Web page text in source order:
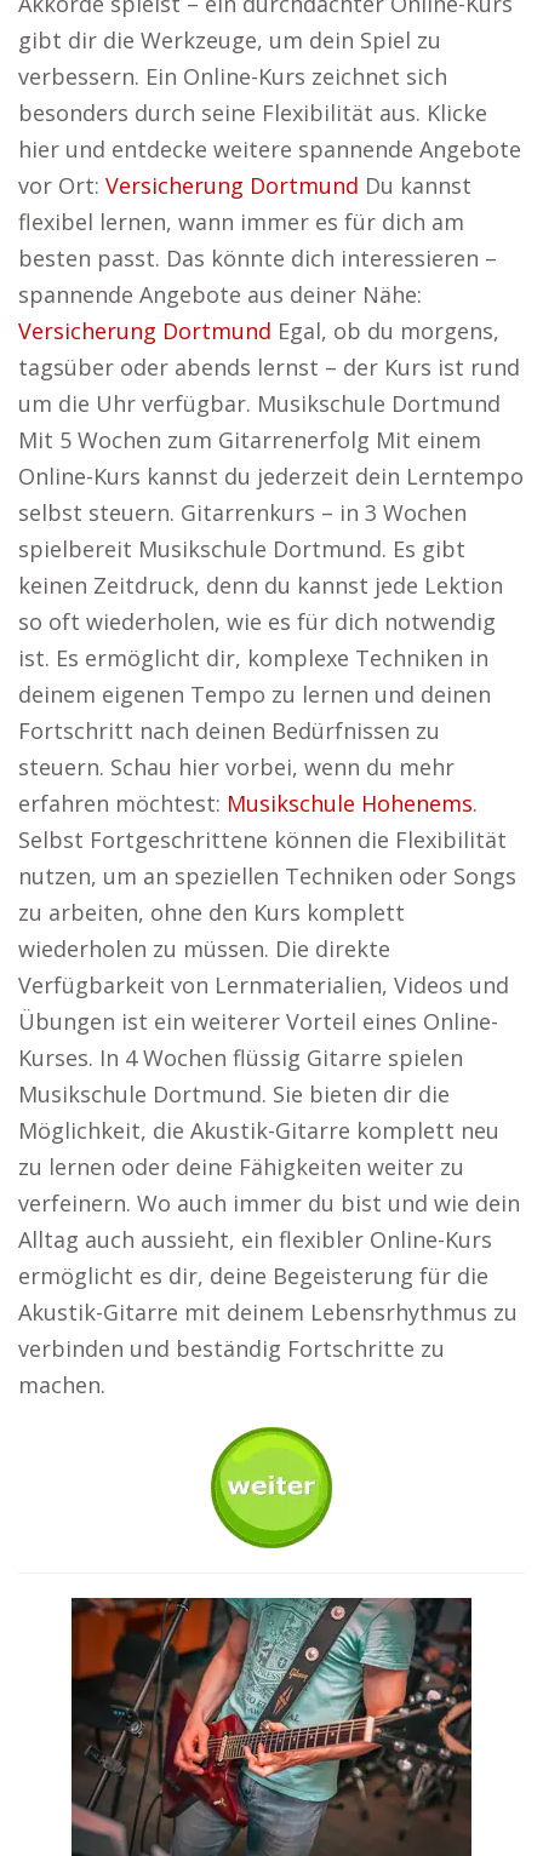
gibt dir die Werkzeuge, um dein Spiel zu
verbessern. Ein Online-Kurs zeichnet sich
besonders durch seine Flexibilität aus. Klicke
hier und entdecke weitere spannende Angebote
vor Ort: Versicherung Dortmund Du kannst
flexibel lernen, wann immer es für dich am
besten passt. Das könnte dich interessieren –
spannende Angebote aus deiner Nähe:
Versicherung Dortmund Egal, ob du morgens,
tagsüber oder abends lernst – der Kurs ist rund
um die Uhr verfügbar. Musikschule Dortmund
Mit 5 Wochen zum Gitarrenerfolg Mit einem
Online-Kurs kannst du jederzeit dein Lerntempo
selbst steuern. Gitarrenkurs – in 3 Wochen
spielbereit Musikschule Dortmund. Es gibt
keinen Zeitdruck, denn du kannst jede Lektion
so oft wiederholen, wie es für dich notwendig
ist. Es ermöglicht dir, komplexe Techniken in
deinem eigenen Tempo zu lernen und deinen
Fortschritt nach deinen Bedürfnissen zu
steuern. Schau hier vorbei, wenn du mehr
erfahren möchtest: Musikschule Hohenems.
Selbst Fortgeschrittene können die Flexibilität
nutzen, um an speziellen Techniken oder Songs
zu arbeiten, ohne den Kurs komplett
wiederholen zu müssen. Die direkte
Verfügbarkeit von Lernmaterialien, Videos und
Übungen ist ein weiterer Vorteil eines Online-
Kurses. In 4 Wochen flüssig Gitarre spielen
Musikschule Dortmund. Sie bieten dir die
Möglichkeit, die Akustik-Gitarre komplett neu
zu lernen oder deine Fähigkeiten weiter zu
verfeinern. Wo auch immer du bist und wie dein
Alltag auch aussieht, ein flexibler Online-Kurs
ermöglicht es dir, deine Begeisterung für die
Akustik-Gitarre mit deinem Lebensrhythmus zu
verbinden und beständig Fortschritte zu
machen.